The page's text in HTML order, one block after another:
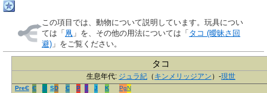
この項目では、動物について説明しています。玩具につい
ては「 凧」を、その他の用法については「 タコ (曖昧さ回
避)」をご覧ください。
タコ
生息年代: ジュラ紀（ キンメリッジアン ）-現世
PreЄ Є O SD C P T J K PgN